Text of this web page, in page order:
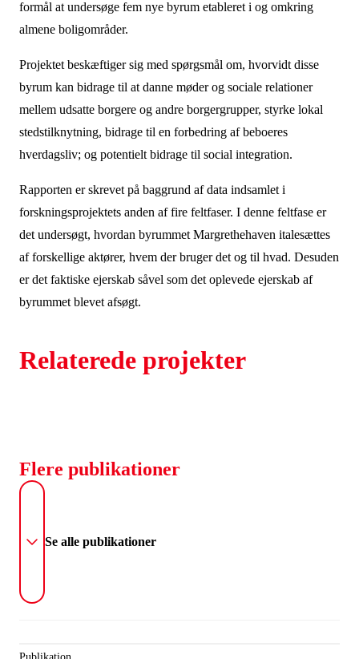
formål at undersøge fem nye byrum etableret i og omkring
almene boligområder.
Projektet beskæftiger sig med spørgsmål om, hvorvidt disse
byrum kan bidrage til at danne møder og sociale relationer
mellem udsatte borgere og andre borgergrupper, styrke lokal
stedstilknytning, bidrage til en forbedring af beboeres
hverdagsliv; og potentielt bidrage til social integration.
Rapporten er skrevet på baggrund af data indsamlet i
forskningsprojektets anden af fire feltfaser. I denne feltfase er
det undersøgt, hvordan byrummet Margrethehaven italesættes
af forskellige aktører, hvem der bruger det og til hvad. Desuden
er det faktiske ejerskab såvel som det oplevede ejerskab af
byrummet blevet afsøgt.
Relaterede projekter
Flere publikationer
Se alle publikationer